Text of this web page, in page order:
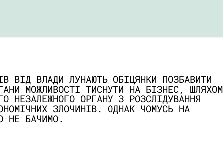
ВІД ВЛАДИ ЛУНАЮТЬ ОБІЦЯНКИ ПОЗБАВИТИ
МОЖЛИВОСТІ ТИСНУТИ НА БІЗНЕС, ШЛЯХОМ
НЕЗАЛЕЖНОГО ОРГАНУ З РОЗСЛІДУВАННЯ
ЗЛОЧИНІВ. ОДНАК ЧОМУСЬ НА
НЕ БАЧИМО.